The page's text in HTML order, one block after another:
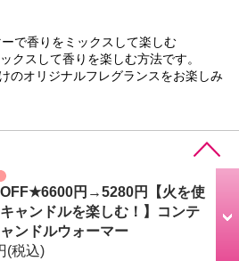
で香りをミックスして楽しむ
クスして香りを楽しむ方法です。
のオリジナルフレグランスをお楽しみ
円→5280円【火を使
ャンドルを楽しむ！】コンテ
ンドルウォーマー
(税込)